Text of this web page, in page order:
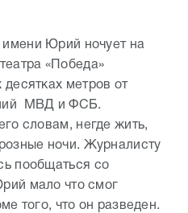
Юрий ночует на
«Победа»
десятках метров от
МВД и ФСБ.
словам, негде жить,
ночи. Журналисту
пообщаться со
мало что смог
того, что он разведен.